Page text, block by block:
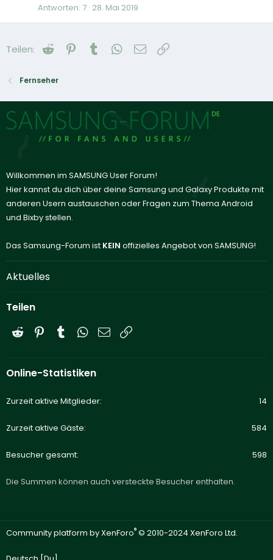
Antworten 7 28. Mai 2019
Teilen: Reddit Pinterest
Tumblr WhatsApp
E-Mail
Fernseher
Willkommen im SAMSUNG User Forum!
Hier kannst du dich über deine Samsung und Galaxy Produkte mit
anderen Usern austauschen oder Fragen zum Thema Android
und Bixby stellen.
Das Samsung-Forum ist KEIN offizielles Angebot von SAMSUNG!
Aktuelles
Teilen
Reddit PinterestTumblrWhatsApp
E-Mail
Online-Statistiken
Zurzeit aktive Mitglieder 14
Zurzeit aktive Gäste 584
Besucher gesamt 598
Die Summen können auch versteckte Besucher enthalten.
Community platform by XenForo® © 2010-2024 XenForo Ltd.